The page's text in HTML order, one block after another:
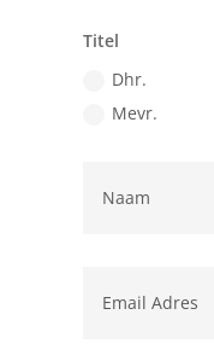
Titel
Dhr.
Mevr.